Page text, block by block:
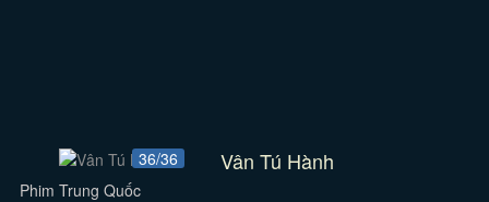
36/36 Vân Tú Hành
Phim Trung Quốc